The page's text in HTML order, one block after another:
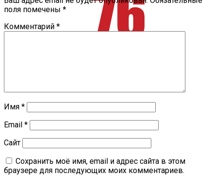
поля помечены *
Комментарий *
Имя *
Email *
Сайт
Сохранить моё имя, email и адрес сайта в этом
браузере для последующих моих комментариев.